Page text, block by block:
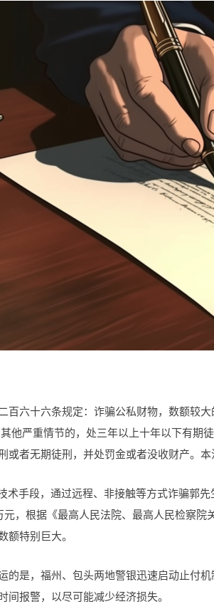
百六十六条规定：诈骗公私财物，数额较
他严重情节的，处三年以上十年以下有期
或者无期徒刑，并处罚金或者没收财产。本
术手段，通过远程、非接触等方式诈骗郭
元，根据《最高人民法院、最高人民检察
额特别巨大。
的是，福州、包头两地警银迅速启动止付
间报警，以尽可能减少经济损失。